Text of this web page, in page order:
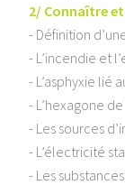
2/ Connaître et
- Définition
- L’incendie et
- L’asphyxie lié
- L’hexagone
- Les sources
- L’électricité
- Les